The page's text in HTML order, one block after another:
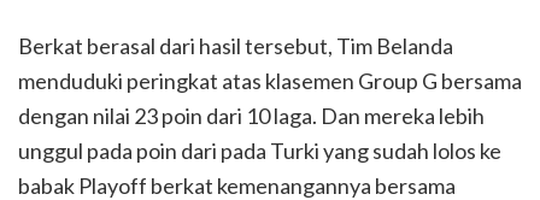
Berkat berasal dari hasil tersebut, Tim Belanda
menduduki peringkat atas klasemen Group G bersama
dengan nilai 23 poin dari 10 laga. Dan mereka lebih
unggul pada poin dari pada Turki yang sudah lolos ke
babak Playoff berkat kemenangannya bersama